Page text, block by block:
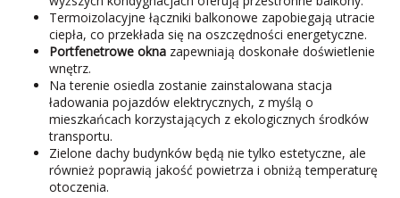
Termoizolacyjne łączniki balkonowe zapobiegają utracie
ciepła, co przekłada się na oszczędności energetyczne.
Portfenetrowe okna zapewniają doskonałe doświetlenie
wnętrz.
Na terenie osiedla zostanie zainstalowana stacja
ładowania pojazdów elektrycznych, z myślą o
mieszkańcach korzystających z ekologicznych środków
transportu.
Zielone dachy budynków będą nie tylko estetyczne, ale
również poprawią jakość powietrza i obniżą temperaturę
otoczenia.